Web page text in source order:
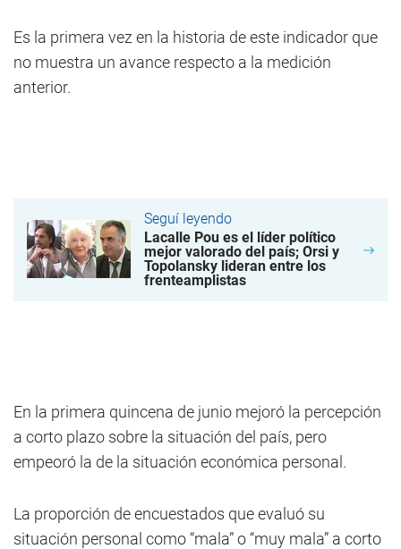
Es la primera vez en la historia de este indicador que
no muestra un avance respecto a la medición
anterior.
Seguí leyendo
Lacalle Pou es el líder político
mejor valorado del país; Orsi y
Topolansky lideran entre los
frenteamplistas
En la primera quincena de junio mejoró la percepción
a corto plazo sobre la situación del país, pero
empeoró la de la situación económica personal.
La proporción de encuestados que evaluó su
situación personal como “mala” o “muy mala” a corto